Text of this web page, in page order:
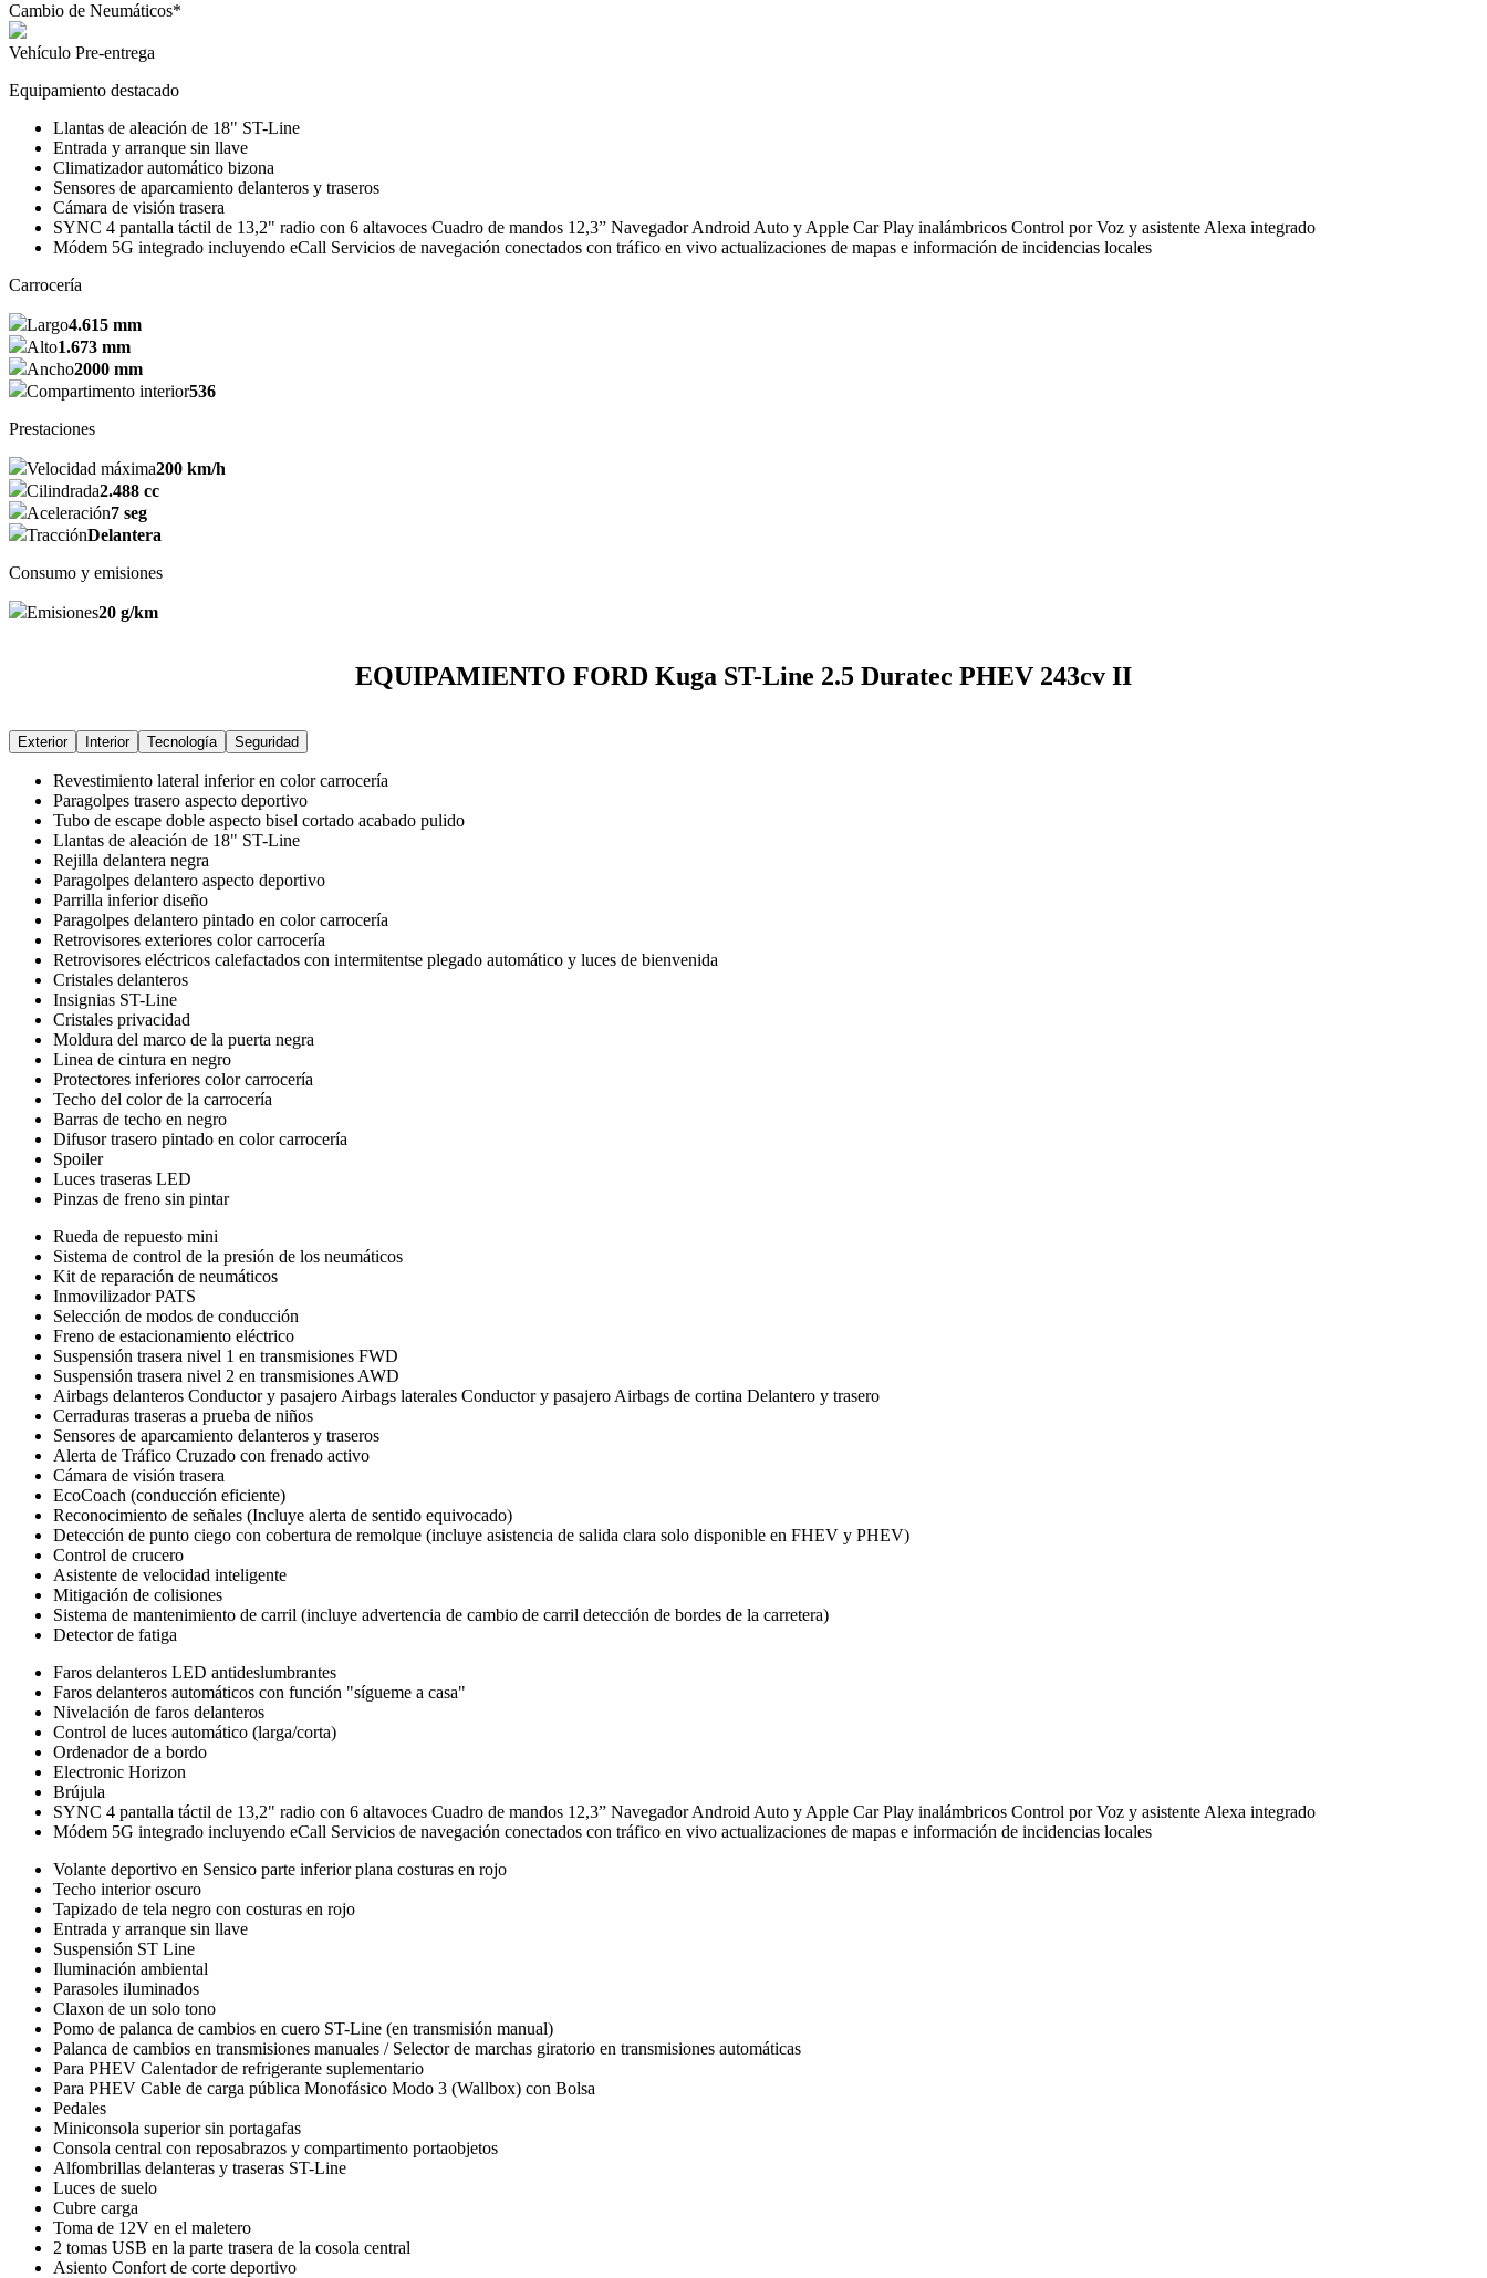
Cambio de Neumáticos*
Vehículo Pre-entrega
Equipamiento destacado
Llantas de aleación de 18" ST-Line
Entrada y arranque sin llave
Climatizador automático bizona
Sensores de aparcamiento delanteros y traseros
Cámara de visión trasera
SYNC 4 pantalla táctil de 13,2" radio con 6 altavoces Cuadro de mandos 12,3” Navegador Android Auto y Apple Car Play inalámbricos Control por Voz y asistente Alexa integrado
Módem 5G integrado incluyendo eCall Servicios de navegación conectados con tráfico en vivo actualizaciones de mapas e información de incidencias locales
Carrocería
Largo4.615 mm
Alto1.673 mm
Ancho2000 mm
Compartimento interior536
Prestaciones
Velocidad máxima200 km/h
Cilindrada2.488 cc
Aceleración7 seg
TracciónDelantera
Consumo y emisiones
Emisiones20 g/km
EQUIPAMIENTO FORD Kuga ST-Line 2.5 Duratec PHEV 243cv II
Exterior Interior Tecnología Seguridad
Revestimiento lateral inferior en color carrocería
Paragolpes trasero aspecto deportivo
Tubo de escape doble aspecto bisel cortado acabado pulido
Llantas de aleación de 18" ST-Line
Rejilla delantera negra
Paragolpes delantero aspecto deportivo
Parrilla inferior diseño
Paragolpes delantero pintado en color carrocería
Retrovisores exteriores color carrocería
Retrovisores eléctricos calefactados con intermitentse plegado automático y luces de bienvenida
Cristales delanteros
Insignias ST-Line
Cristales privacidad
Moldura del marco de la puerta negra
Linea de cintura en negro
Protectores inferiores color carrocería
Techo del color de la carrocería
Barras de techo en negro
Difusor trasero pintado en color carrocería
Spoiler
Luces traseras LED
Pinzas de freno sin pintar
Rueda de repuesto mini
Sistema de control de la presión de los neumáticos
Kit de reparación de neumáticos
Inmovilizador PATS
Selección de modos de conducción
Freno de estacionamiento eléctrico
Suspensión trasera nivel 1 en transmisiones FWD
Suspensión trasera nivel 2 en transmisiones AWD
Airbags delanteros Conductor y pasajero Airbags laterales Conductor y pasajero Airbags de cortina Delantero y trasero
Cerraduras traseras a prueba de niños
Sensores de aparcamiento delanteros y traseros
Alerta de Tráfico Cruzado con frenado activo
Cámara de visión trasera
EcoCoach (conducción eficiente)
Reconocimiento de señales (Incluye alerta de sentido equivocado)
Detección de punto ciego con cobertura de remolque (incluye asistencia de salida clara solo disponible en FHEV y PHEV)
Control de crucero
Asistente de velocidad inteligente
Mitigación de colisiones
Sistema de mantenimiento de carril (incluye advertencia de cambio de carril detección de bordes de la carretera)
Detector de fatiga
Faros delanteros LED antideslumbrantes
Faros delanteros automáticos con función "sígueme a casa"
Nivelación de faros delanteros
Control de luces automático (larga/corta)
Ordenador de a bordo
Electronic Horizon
Brújula
SYNC 4 pantalla táctil de 13,2" radio con 6 altavoces Cuadro de mandos 12,3” Navegador Android Auto y Apple Car Play inalámbricos Control por Voz y asistente Alexa integrado
Módem 5G integrado incluyendo eCall Servicios de navegación conectados con tráfico en vivo actualizaciones de mapas e información de incidencias locales
Volante deportivo en Sensico parte inferior plana costuras en rojo
Techo interior oscuro
Tapizado de tela negro con costuras en rojo
Entrada y arranque sin llave
Suspensión ST Line
Iluminación ambiental
Parasoles iluminados
Claxon de un solo tono
Pomo de palanca de cambios en cuero ST-Line (en transmisión manual)
Palanca de cambios en transmisiones manuales / Selector de marchas giratorio en transmisiones automáticas
Para PHEV Calentador de refrigerante suplementario
Para PHEV Cable de carga pública Monofásico Modo 3 (Wallbox) con Bolsa
Pedales
Miniconsola superior sin portagafas
Consola central con reposabrazos y compartimento portaobjetos
Alfombrillas delanteras y traseras ST-Line
Luces de suelo
Cubre carga
Toma de 12V en el maletero
2 tomas USB en la parte trasera de la cosola central
Asiento Confort de corte deportivo